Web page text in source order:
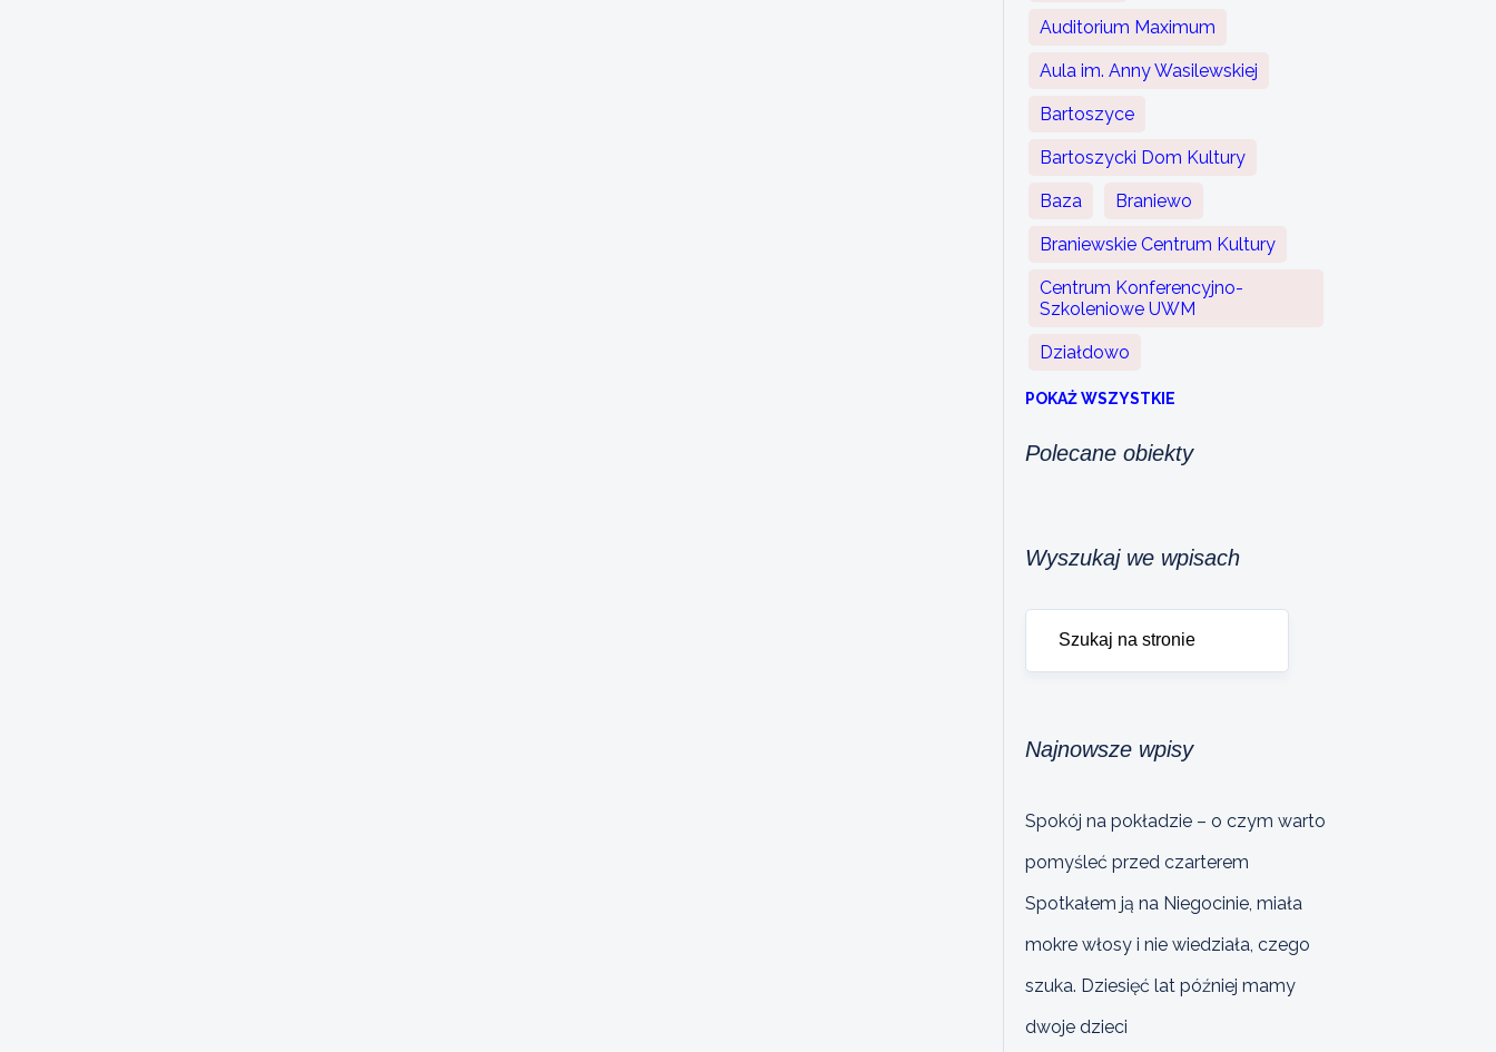
Auditorium Maximum
Aula im. Anny Wasilewskiej
Bartoszyce
Bartoszycki Dom Kultury
Baza Braniewo
Braniewskie Centrum Kultury
Centrum Konferencyjno-
Szkoleniowe UWM
Działdowo
POKAŻ WSZYSTKIE
Polecane obiekty
Wyszukaj we wpisach
Najnowsze wpisy
Spokój na pokładzie – o czym warto
pomyśleć przed czarterem
Spotkałem ją na Niegocinie, miała
mokre włosy i nie wiedziała, czego
szuka. Dziesięć lat później mamy
dwoje dzieci